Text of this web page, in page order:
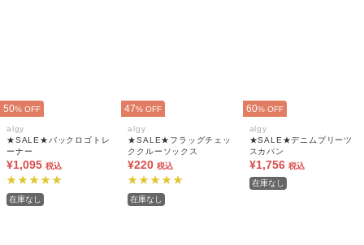
50% OFF
algy
★SALE★バックロゴトレ
ーナー
¥1,095 税込
在庫なし
47% OFF
algy
★SALE★フラッグチェッ
ククルーソックス
¥220 税込
在庫なし
60% OFF
algy
★SALE★デニムプリーツ
スカパン
¥1,756 税込
在庫なし